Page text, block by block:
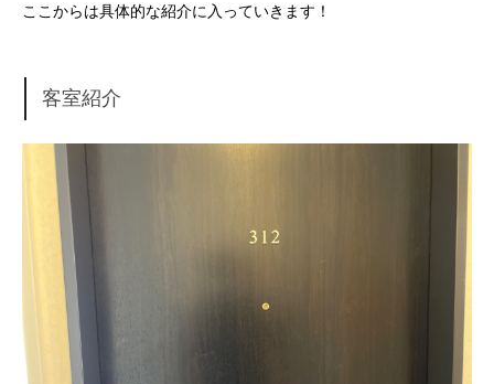
ここからは具体的な紹介に入っていきます！
客室紹介